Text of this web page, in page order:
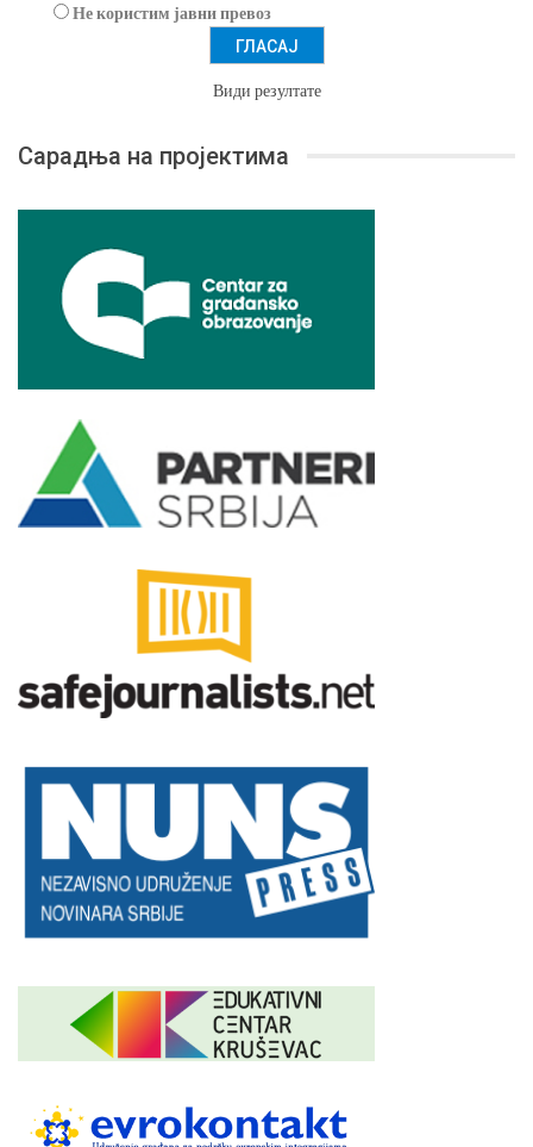
Не користим јавни превоз
Види резултате
Сарадња на пројектима